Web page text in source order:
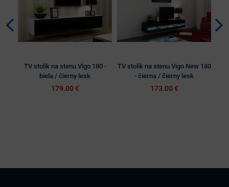
TV stolík na stenu Vigo 180 -
biela / čierny lesk
179.00 €
TV stolík na stenu Vigo New 180
- čierna / čierny lesk
173.00 €